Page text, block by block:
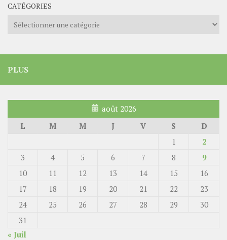
CATÉGORIES
Catégories
PLUS
août 2026
L
M M J V S
D
1
2
3
4 5 6 7 8
9
10
11 12 13 14 15
16
17
18 19 20 21 22
23
24
25 26 27 28 29
30
31
« Juil